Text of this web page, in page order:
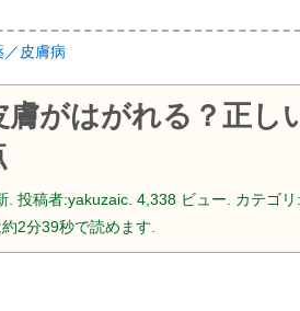
／皮膚病
膚がはがれる？正し
. 投稿者:yakuzaic. 4,338 ビュー. カテゴリ:
約2分39秒で読めます.